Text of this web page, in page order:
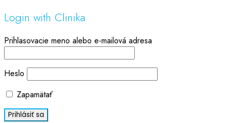
Login with Clinika
Prihlasovacie meno alebo e-mailová adresa
Heslo
Zapamätať